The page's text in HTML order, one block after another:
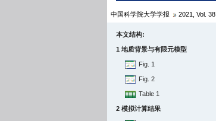
中国科学院大学学报 2021, Vol. 38
本文结构:
1 地质背景与有限元模型
Fig. 1
Fig. 2
Table 1
2 模拟计算结果